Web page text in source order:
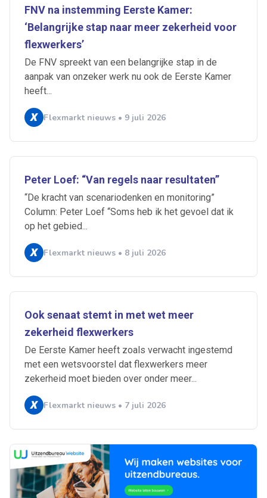
FNV na instemming Eerste Kamer:
‘Belangrijke stap naar meer zekerheid voor
flexwerkers’
De FNV spreekt van een belangrijke stap in de
aanpak van onzeker werk nu ook de Eerste Kamer
heeft...
Flexmarkt nieuws • 9 juli 2026
Peter Loef: “Van regels naar resultaten”
“De kracht van scenariodenken en monitoring”
Column: Peter Loef “Soms heb ik het gevoel dat ik
op het gebied...
Flexmarkt nieuws • 8 juli 2026
Ook senaat stemt in met wet meer
zekerheid flexwerkers
De Eerste Kamer heeft zoals verwacht ingestemd
met een wetsvoorstel dat flexwerkers meer
zekerheid moet bieden over onder meer...
Flexmarkt nieuws • 7 juli 2026